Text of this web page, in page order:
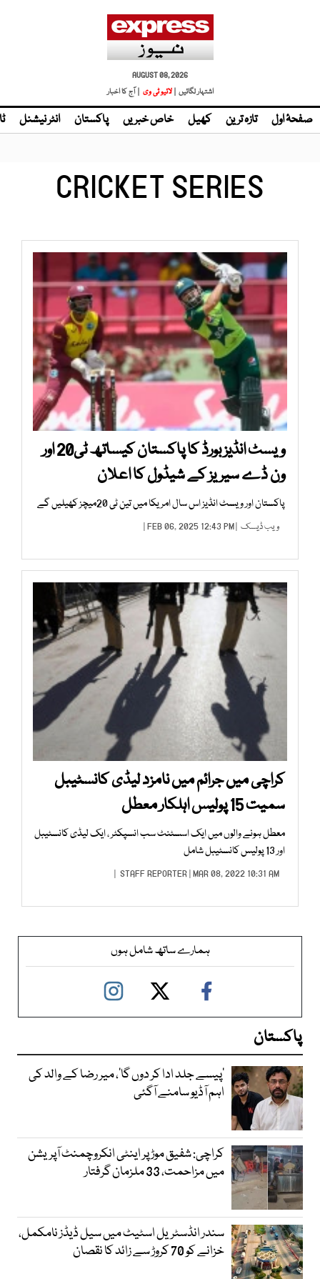
AUGUST 08, 2026
اشتہار لگائیں |
| آج کا اخبار
صفحۂ اول تازہ ترین کھیل خاص خبریں پاکستان انٹر نیشنل
CRICKET SERIES
ویسٹ انڈیز بورڈ کا پاکستان کیساتھ ٹی20 اور
ون ڈے سیریز کے شیڈول کا اعلان
پاکستان اور ویسٹ انڈیز اس سال امریکا میں تین ٹی 20میچز کھیلیں گے
ویب ڈیسک | FEB 06, 2025 12:43 PM |
کراچی میں جرائم میں نامزد لیڈی کانسٹیبل
سمیت 15 پولیس اہلکار معطل
معطل ہونے والوں میں ایک اسسٹنٹ سب انسپکٹر ، ایک لیڈی کانسٹیبل
اور 13 پولیس کانسٹیبل شامل
STAFF REPORTER| MAR 08, 2022 10:31 AM |
ہمارے ساتھ شامل ہوں
پاکستان
’پیسے جلد ادا کر دوں گا‘، میر رضا کے والد کی
اہم آڈیو سامنے آگئی
کراچی: شفیق موڑ پر اینٹی انکروچمنٹ آپریشن
میں مزاحمت، 33 ملزمان گرفتار
سندر انڈسٹریل اسٹیٹ میں سیل ڈیڈز نامکمل،
خزانے کو 70 کروڑ سے زائد کا نقصان